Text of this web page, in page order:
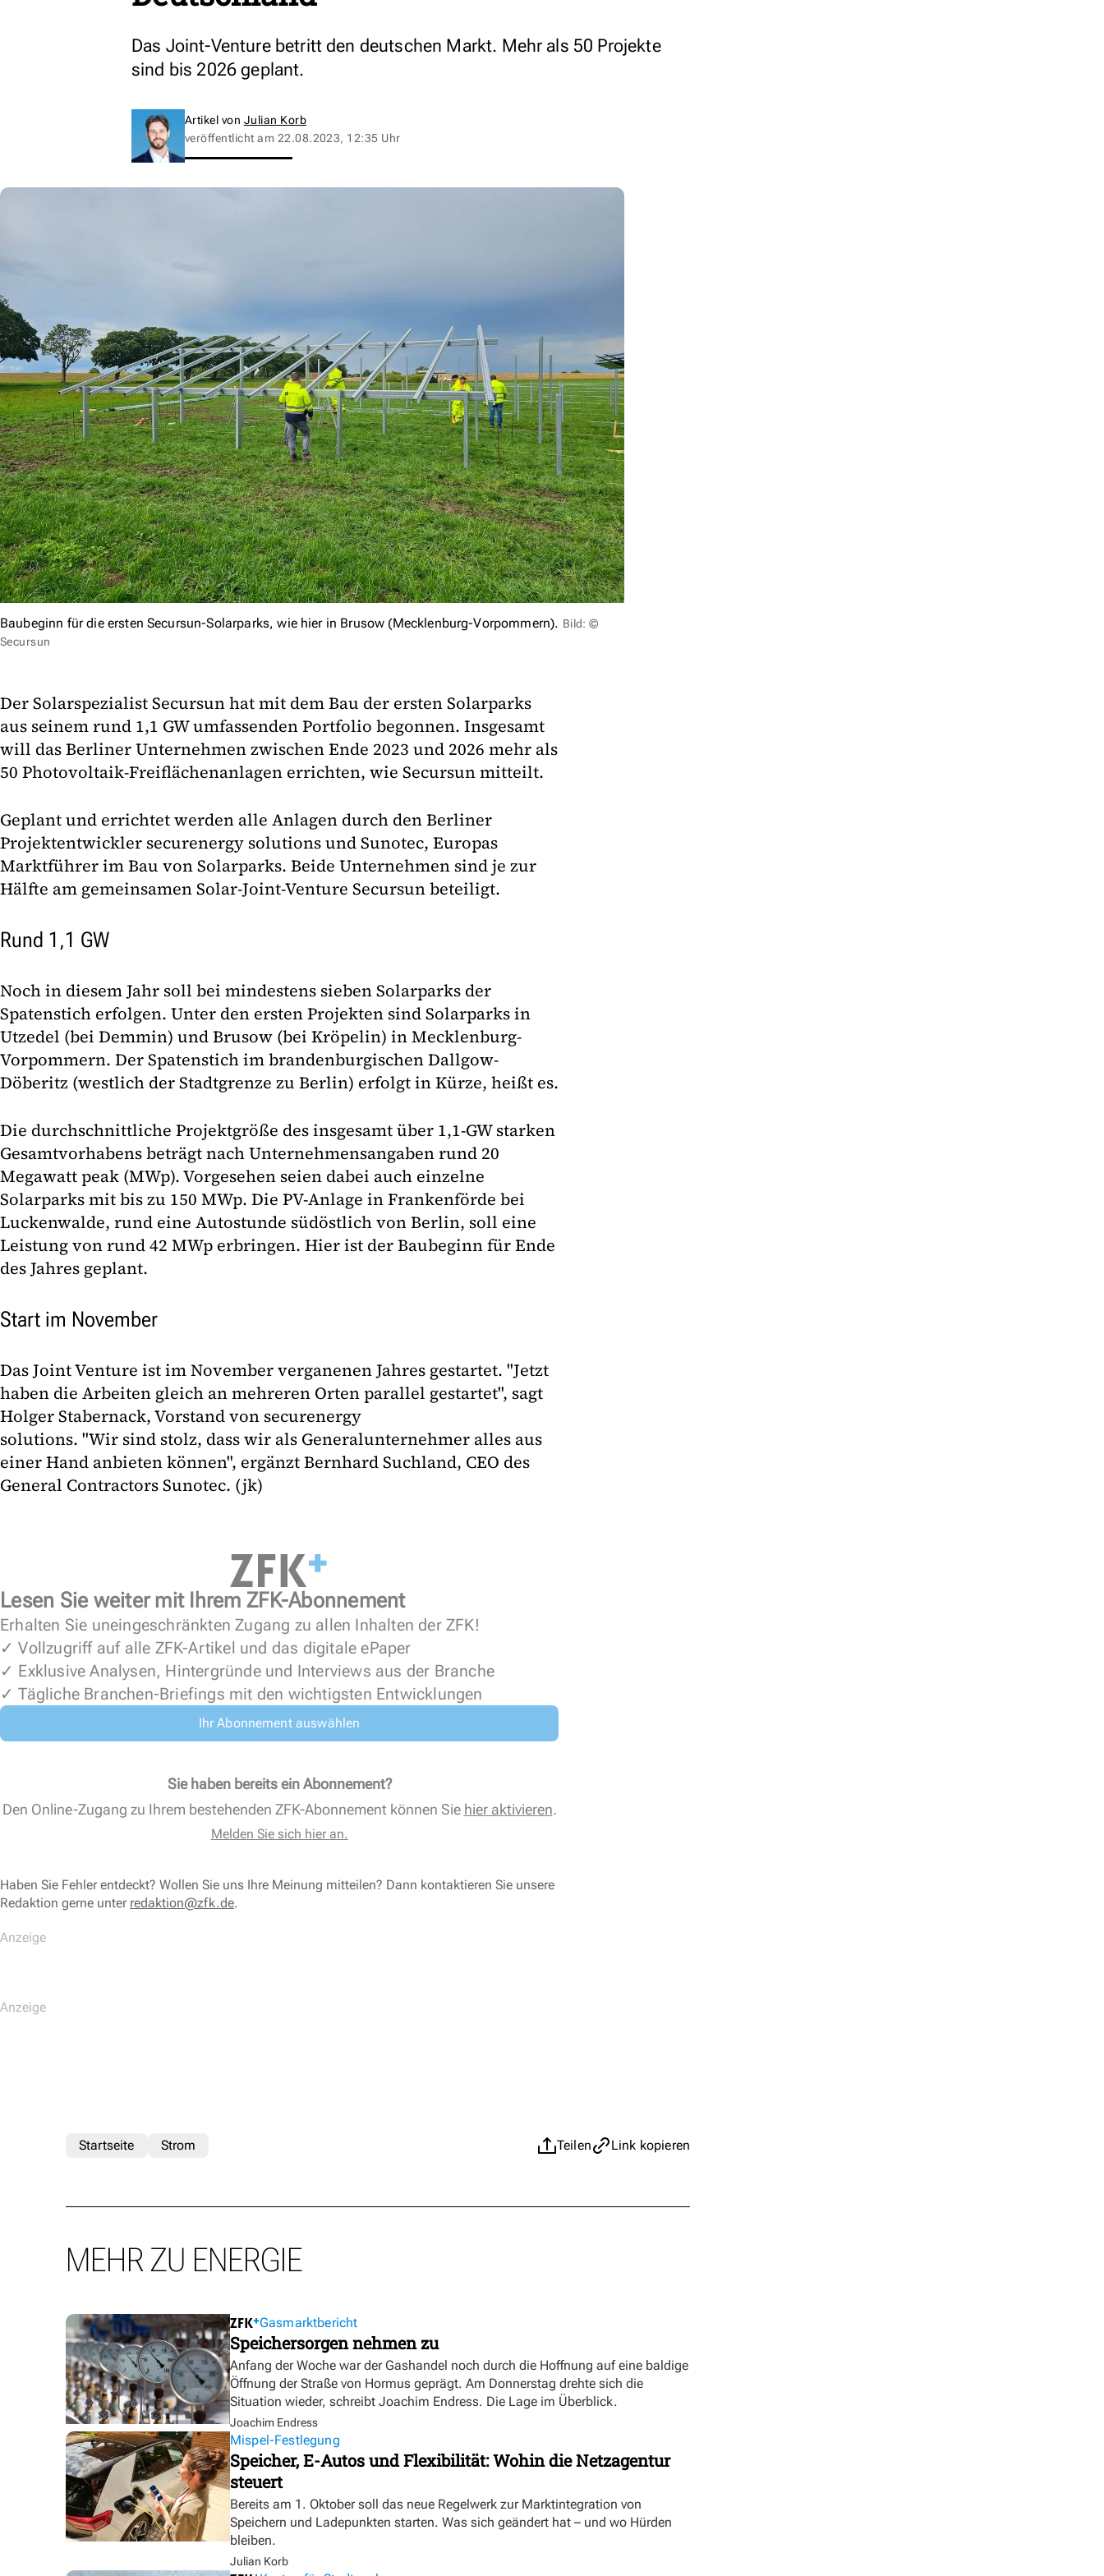
Das Joint-Venture betritt den deutschen Markt. Mehr als 50 Projekte
sind bis 2026 geplant.
Artikel von Julian Korb
veröffentlicht am 22.08.2023, 12:35 Uhr
Baubeginn für die ersten Secursun-Solarparks, wie hier in Brusow (Mecklenburg-Vorpommern). Bild: ©
Secursun
Der Solarspezialist Secursun hat mit dem Bau der ersten Solarparks
aus seinem rund 1,1 GW umfassenden Portfolio begonnen. Insgesamt
will das Berliner Unternehmen zwischen Ende 2023 und 2026 mehr als
50 Photovoltaik-Freiflächenanlagen errichten, wie Secursun mitteilt.
Geplant und errichtet werden alle Anlagen durch den Berliner
Projektentwickler securenergy solutions und Sunotec, Europas
Marktführer im Bau von Solarparks. Beide Unternehmen sind je zur
Hälfte am gemeinsamen Solar-Joint-Venture Secursun beteiligt.
Rund 1,1 GW
Noch in diesem Jahr soll bei mindestens sieben Solarparks der
Spatenstich erfolgen. Unter den ersten Projekten sind Solarparks in
Utzedel (bei Demmin) und Brusow (bei Kröpelin) in Mecklenburg-
Vorpommern. Der Spatenstich im brandenburgischen Dallgow-
Döberitz (westlich der Stadtgrenze zu Berlin) erfolgt in Kürze, heißt es.
Die durchschnittliche Projektgröße des insgesamt über 1,1-GW starken
Gesamtvorhabens beträgt nach Unternehmensangaben rund 20
Megawatt peak (MWp). Vorgesehen seien dabei auch einzelne
Solarparks mit bis zu 150 MWp. Die PV-Anlage in Frankenförde bei
Luckenwalde, rund eine Autostunde südöstlich von Berlin, soll eine
Leistung von rund 42 MWp erbringen. Hier ist der Baubeginn für Ende
des Jahres geplant.
Start im November
Das Joint Venture ist im November verganenen Jahres gestartet. "Jetzt
haben die Arbeiten gleich an mehreren Orten parallel gestartet", sagt
Holger Stabernack, Vorstand von securenergy
solutions. "Wir sind stolz, dass wir als Generalunternehmer alles aus
einer Hand anbieten können", ergänzt Bernhard Suchland, CEO des
General Contractors Sunotec. (jk)
Lesen Sie weiter mit Ihrem ZFK-Abonnement
Erhalten Sie uneingeschränkten Zugang zu allen Inhalten der ZFK!
✓ Vollzugriff auf alle ZFK-Artikel und das digitale ePaper
✓ Exklusive Analysen, Hintergründe und Interviews aus der Branche
✓ Tägliche Branchen-Briefings mit den wichtigsten Entwicklungen
Ihr Abonnement auswählen
Sie haben bereits ein Abonnement?
Den Online-Zugang zu Ihrem bestehenden ZFK-Abonnement können Sie hier aktivieren.
Melden Sie sich hier an.
Haben Sie Fehler entdeckt? Wollen Sie uns Ihre Meinung mitteilen? Dann kontaktieren Sie unsere
Redaktion gerne unter redaktion@zfk.de.
Teilen Link kopieren
Startseite Strom
MEHR ZU ENERGIE
Gasmarktbericht
Speichersorgen nehmen zu
Anfang der Woche war der Gashandel noch durch die Hoffnung auf eine baldige
Öffnung der Straße von Hormus geprägt. Am Donnerstag drehte sich die
Situation wieder, schreibt Joachim Endress. Die Lage im Überblick.
Joachim Endress
Mispel-Festlegung
Speicher, E-Autos und Flexibilität: Wohin die Netzagentur
steuert
Bereits am 1. Oktober soll das neue Regelwerk zur Marktintegration von
Speichern und Ladepunkten starten. Was sich geändert hat – und wo Hürden
bleiben.
Julian Korb